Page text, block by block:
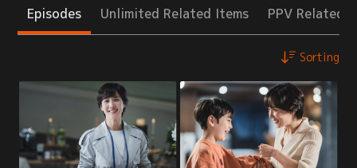
Episodes Unlimited Related Items PPV Related
Sorting